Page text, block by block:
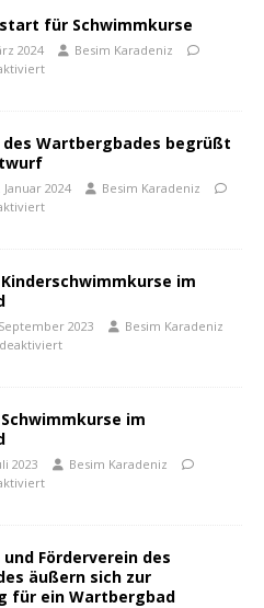
für Schwimmkurse
2024
Besim Karadeniz
des Wartbergbades begrüßt
2024
Besim Karadeniz
im
2023
Besim Karadeniz
im
2023
Besim Karadeniz
und Förderverein des
äußern sich zur
für ein Wartbergbad